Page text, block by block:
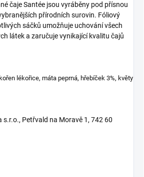
čaje Santée jsou vyráběny pod přísnou
přírodních surovin. Fóliový
sáčků umožňuje uchování všech
látek a zaručuje vynikající kvalitu čajů
lékořice, máta peprná, hřebíček 3%, květy
s.r.o., Petřvald na Moravě 1, 742 60